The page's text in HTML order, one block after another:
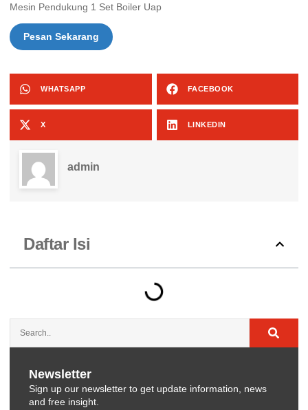
Mesin Pendukung 1 Set Boiler Uap
Pesan Sekarang
WHATSAPP FACEBOOK
X LINKEDIN
admin
Daftar Isi
Newsletter
Sign up our newsletter to get update information, news
and free insight.